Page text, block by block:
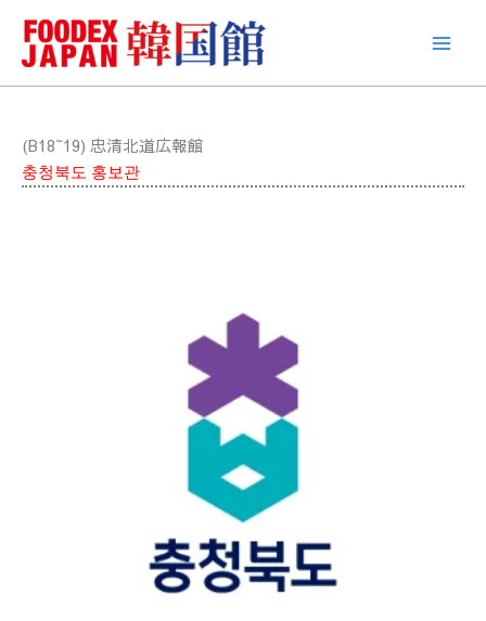
로
(B18~19) 忠清北道広報館
충청북도 홍보관